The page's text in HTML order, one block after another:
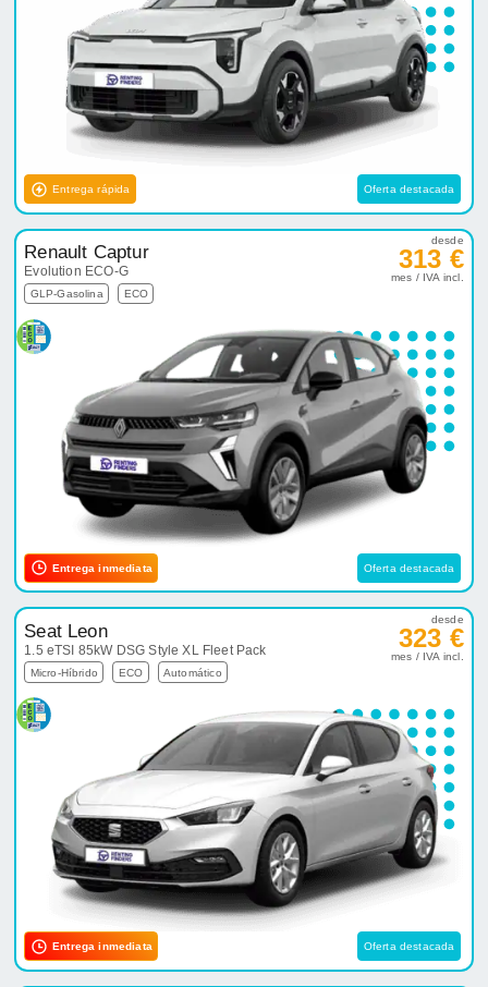
Entrega rápida Oferta destacada
Renault Captur
Evolution ECO-G
GLP-Gasolina ECO
desde
313 €
mes / IVA incl.
Entrega inmediata Oferta destacada
Seat Leon
1.5 eTSI 85kW DSG Style XL Fleet Pack
Micro-Híbrido ECO Automático
desde
323 €
mes / IVA incl.
Entrega inmediata Oferta destacada